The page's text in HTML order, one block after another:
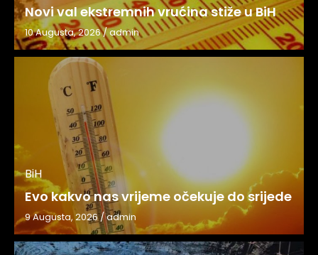
Novi val ekstremnih vrućina stiže u BiH
10 Augusta, 2026/admin
BiH
Evo kakvo nas vrijeme očekuje do srijede
9 Augusta, 2026/admin